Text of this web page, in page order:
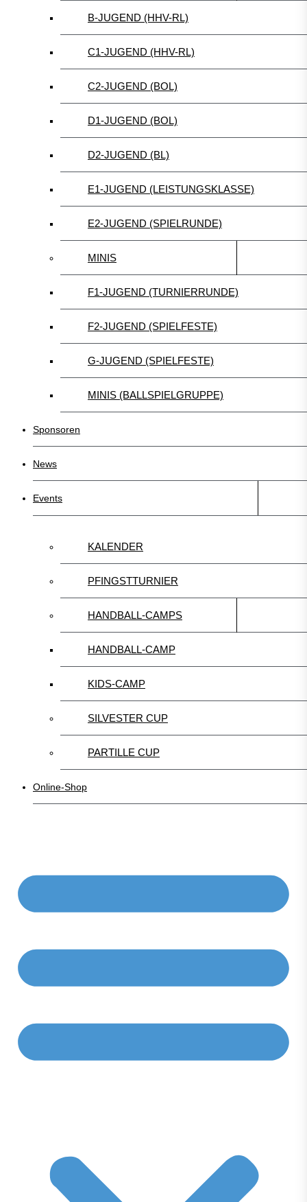
B-JUGEND (HHV-RL)
C1-JUGEND (HHV-RL)
C2-JUGEND (BOL)
D1-JUGEND (BOL)
D2-JUGEND (BL)
E1-JUGEND (LEISTUNGSKLASSE)
E2-JUGEND (SPIELRUNDE)
MINIS
F1-JUGEND (TURNIERRUNDE)
F2-JUGEND (SPIELFESTE)
G-JUGEND (SPIELFESTE)
MINIS (BALLSPIELGRUPPE)
Sponsoren
News
Events
KALENDER
PFINGSTTURNIER
HANDBALL-CAMPS
HANDBALL-CAMP
KIDS-CAMP
SILVESTER CUP
PARTILLE CUP
Online-Shop